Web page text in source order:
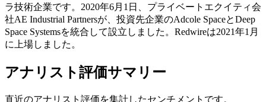
ラ技術企業です。2020年6月1日、プライベートエクイティ会
社AE Industrial Partnersが、投資先企業のAdcole SpaceとDeep
Space Systemsを統合して設立しました。Redwireは2021年1月
に上場しました。
アナリスト評価サマリー
直近のアナリスト評価を集計したセンチメントです。